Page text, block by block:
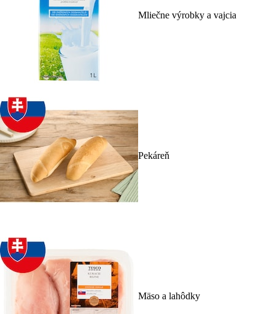
Mliečne výrobky a vajcia
Pekáreň
Mäso a lahôdky